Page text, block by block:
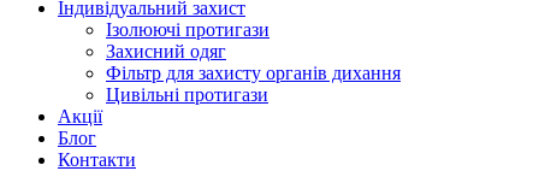
Індивідуальний захист
Ізолюючі протигази
Захисний одяг
Фільтр для захисту органів дихання
Цивільні протигази
Акції
Блог
Контакти